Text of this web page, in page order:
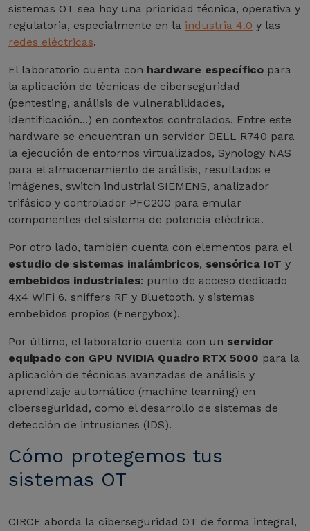
sistemas OT sea hoy una prioridad técnica, operativa y
regulatoria, especialmente en la industria 4.0 y las
redes eléctricas.
El laboratorio cuenta con hardware específico para
la aplicación de técnicas de ciberseguridad
(pentesting, análisis de vulnerabilidades,
identificación...) en contextos controlados. Entre este
hardware se encuentran un servidor DELL R740 para
la ejecución de entornos virtualizados, Synology NAS
para el almacenamiento de análisis, resultados e
imágenes, switch industrial SIEMENS, analizador
trifásico y controlador PFC200 para emular
componentes del sistema de potencia eléctrica.
Por otro lado, también cuenta con elementos para el
estudio de sistemas inalámbricos, sensórica IoT y
embebidos industriales: punto de acceso dedicado
4x4 WiFi 6, sniffers RF y Bluetooth, y sistemas
embebidos propios (Energybox).
Por último, el laboratorio cuenta con un servidor
equipado con GPU NVIDIA Quadro RTX 5000 para la
aplicación de técnicas avanzadas de análisis y
aprendizaje automático (machine learning) en
ciberseguridad, como el desarrollo de sistemas de
detección de intrusiones (IDS).
Cómo protegemos tus
sistemas OT
CIRCE aborda la ciberseguridad OT de forma integral,